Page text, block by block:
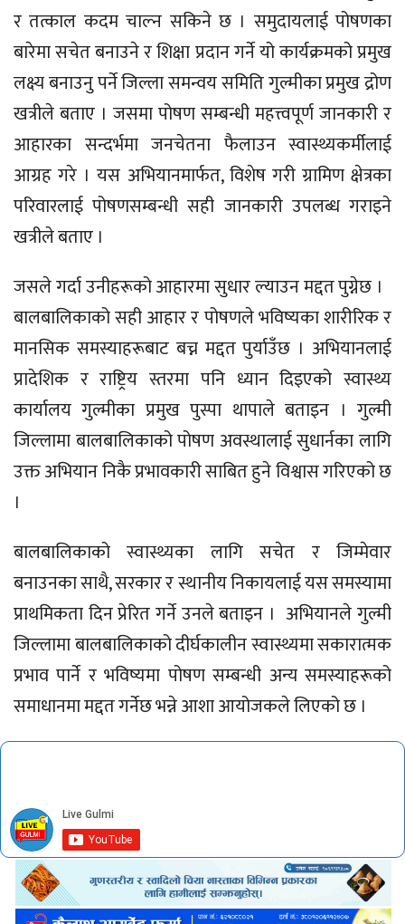
र तत्काल कदम चाल्न सकिने छ । समुदायलाई पोषणका
बारेमा सचेत बनाउने र शिक्षा प्रदान गर्ने यो कार्यक्रमको प्रमुख
लक्ष्य बनाउनु पर्ने जिल्ला समन्वय समिति गुल्मीका प्रमुख द्रोण
खत्रीले बताए । जसमा पोषण सम्बन्धी महत्त्वपूर्ण जानकारी र
आहारका सन्दर्भमा जनचेतना फैलाउन स्वास्थ्यकर्मीलाई
आग्रह गरे । यस अभियानमार्फत, विशेष गरी ग्रामिण क्षेत्रका
परिवारलाई पोषणसम्बन्धी सही जानकारी उपलब्ध गराइने
खत्रीले बताए ।
जसले गर्दा उनीहरूको आहारमा सुधार ल्याउन मद्दत पुग्नेछ ।
बालबालिकाको सही आहार र पोषणले भविष्यका शारीरिक र
मानसिक समस्याहरूबाट बच्न मद्दत पुर्याउँछ । अभियानलाई
प्रादेशिक र राष्ट्रिय स्तरमा पनि ध्यान दिइएको स्वास्थ्य
कार्यालय गुल्मीका प्रमुख पुस्पा थापाले बताइन । गुल्मी
जिल्लामा बालबालिकाको पोषण अवस्थालाई सुधार्नका लागि
उक्त अभियान निकै प्रभावकारी साबित हुने विश्वास गरिएको छ
।
बालबालिकाको स्वास्थ्यका लागि सचेत र जिम्मेवार
बनाउनका साथै, सरकार र स्थानीय निकायलाई यस समस्यामा
प्राथमिकता दिन प्रेरित गर्ने उनले बताइन । अभियानले गुल्मी
जिल्लामा बालबालिकाको दीर्घकालीन स्वास्थ्यमा सकारात्मक
प्रभाव पार्ने र भविष्यमा पोषण सम्बन्धी अन्य समस्याहरूको
समाधानमा मद्दत गर्नेछ भन्ने आशा आयोजकले लिएको छ ।